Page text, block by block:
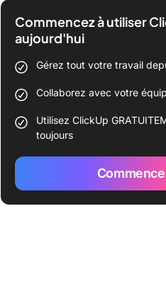
Commencez à utiliser
aujourd'hui
Gérez tout votre travail
Collaborez avec votre
Utilisez ClickUp
toujours